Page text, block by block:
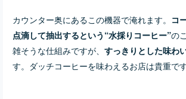
カウンター奥にあるこの機器で淹れます。 コ
点滴して抽出するという“水採りコーヒー”の
雑そうな仕組みですが、 すっきりとした味わ
す。ダッチコーヒーを味わえるお店は貴重です